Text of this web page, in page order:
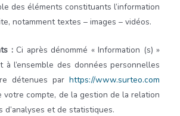
des éléments constituants l’information
notamment textes – images – vidéos.
: Ci après dénommé « Information (s) »
à l’ensemble des données personnelles
détenues parhttps://www.surteo.com
votre compte, de la gestion de la relation
d’analyses et de statistiques.